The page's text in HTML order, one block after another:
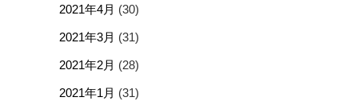
2021年4月 (30)
2021年3月 (31)
2021年2月 (28)
2021年1月 (31)